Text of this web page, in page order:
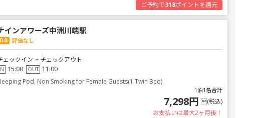
ご予約で318ポイントを還元
インアワーズ中洲川端駅
0.0 評価なし
ェックイン ~ チェックアウト
15:00 OUT 11:00
Pod, Non Smoking for Female Guests(1 Twin Bed)
1泊1名合計
7,298円 (税込)
お支払いは最大2ヶ月後！